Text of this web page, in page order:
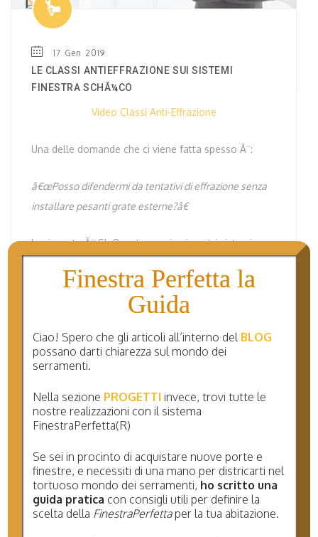
17 Gen 2019
LE CLASSI ANTIEFFRAZIONE SUI SISTEMI
FINESTRA SCHÃ¼CO
Video Classi Anti-Effrazione
Una delle domande che ci viene fatta spesso Ã¨:
â€œPosso difendermi da tentativi di effrazione senza
installare pesanti grate esterne?â€
La risposta Ã¨ SI. Questo grazie ai nostri sistemi
SchÃ¼co, equipaggiati con ferramenta interamente a
scomparsa della serie SimplySmart
Scopriamo insieme le classi di sicurezza sui sistemi
effrazione)
abitazioni messe a soqquadro da malviventi che nel
cuore della notte (ma non solo) entrano in casa alla
ricerca di beni.
Finestra Perfetta la
Guida
Ciao! Spero che gli articoli all’interno del BLOG
possano darti chiarezza sul mondo dei
serramenti.
Nella sezione PROGETTI invece, trovi tutte le
nostre realizzazioni con il sistema
FinestraPerfetta(R)
Se sei in procinto di acquistare nuove porte e
finestre, e necessiti di una mano per districarti nel
tortuoso mondo dei serramenti, ho scritto una
guida pratica con consigli utili per definire la
scelta della FinestraPerfettaper la tua abitazione.